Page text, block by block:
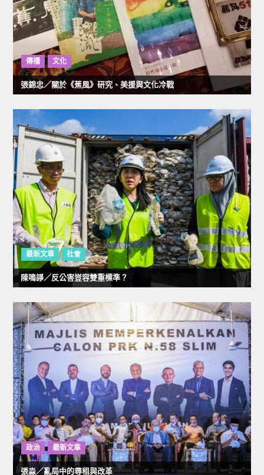
傳播 文化
張錦忠／關於《蕉風》研究、美援與文化冷戰
最新文章 社會
陳鳴諍／反公害豈容雙重標準？
政治 最新文章
張淼／亂局中的尋租與改革